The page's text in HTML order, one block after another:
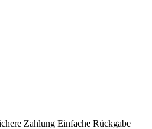
Zahlung Einfache Rückgabe